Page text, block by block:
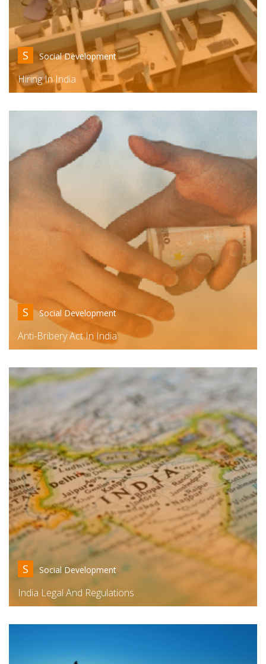
S Social Development
Hiring In India
S Social Development
Anti-Bribery Act In India
S Social Development
India Legal And Regulations